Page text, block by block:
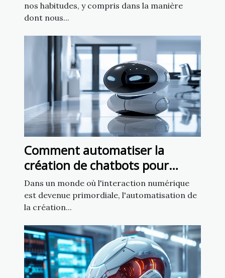
nos habitudes, y compris dans la manière
dont nous...
Comment automatiser la
création de chatbots pour
améliorer l'engagement client
Dans un monde où l'interaction numérique
est devenue primordiale, l'automatisation de
la création...